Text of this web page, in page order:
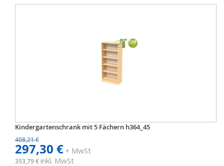
Kindergartenschrank mit 5 Fächern h364_45
408,21 €
297,30 €+ MwSt
353,79 € inkl. MwSt